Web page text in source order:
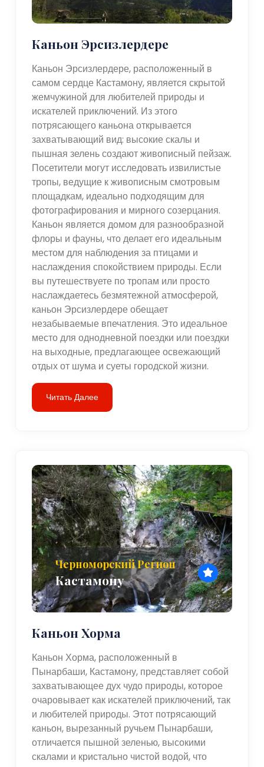
Каньон Эрсизлердере
Каньон Эрсизлердере, расположенный в
самом сердце Кастамону, является скрытой
жемчужиной для любителей природы и
искателей приключений. Из этого
потрясающего каньона открывается
захватывающий вид: высокие скалы и
пышная зелень создают живописный пейзаж.
Посетители могут исследовать извилистые
тропы, ведущие к живописным смотровым
площадкам, идеально подходящим для
фотографирования и мирного созерцания.
Каньон является домом для разнообразной
флоры и фауны, что делает его идеальным
местом для наблюдения за птицами и
наслаждения спокойствием природы. Если
вы путешествуете по тропам или просто
наслаждаетесь безмятежной атмосферой,
каньон Эрсизлердере обещает
незабываемые впечатления. Это идеальное
место для однодневной поездки или поездки
на выходные, предлагающее освежающий
отдых от шума и суеты городской жизни.
Читать Далее
Черноморский Регион
Кастамону
Каньон Хорма
Каньон Хорма, расположенный в
Пынарбаши, Кастамону, представляет собой
захватывающее дух чудо природы, которое
очаровывает как искателей приключений, так
и любителей природы. Этот потрясающий
каньон, вырезанный ручьем Пынарбаши,
отличается пышной зеленью, высокими
скалами и кристально чистой водой, что